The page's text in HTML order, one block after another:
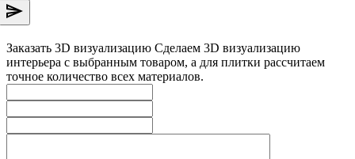
Заказать 3D визуализацию Сделаем 3D визуализацию
интерьера с выбранным товаром, а для плитки рассчитаем
точное количество всех материалов.